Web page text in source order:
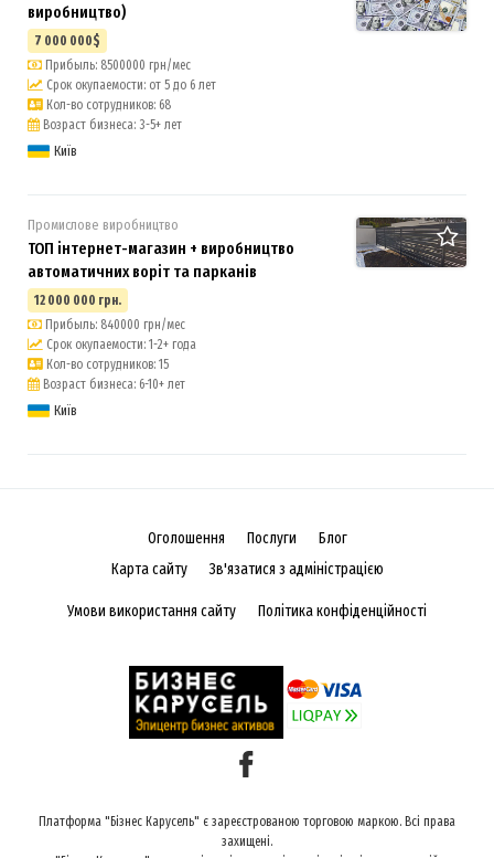
виробництво)
7 000 000$
Прибыль: 8500000 грн/мес
Срок окупаемости: от 5 до 6 лет
Кол-во сотрудников: 68
Возраст бизнеса: 3-5+ лет
Київ
Промислове виробництво
ТОП інтернет-магазин + виробництво
автоматичних воріт та парканів
12 000 000 грн.
Прибыль: 840000 грн/мес
Срок окупаемости: 1-2+ года
Кол-во сотрудников: 15
Возраст бизнеса: 6-10+ лет
Київ
Оголошення Послуги
Блог
Карта сайту
Зв'язатися з адміністрацією
Умови використання сайту Політика конфіденційності
Платформа "Бізнес Карусель" є зареєстрованою торговою маркою. Всі права
захищені.